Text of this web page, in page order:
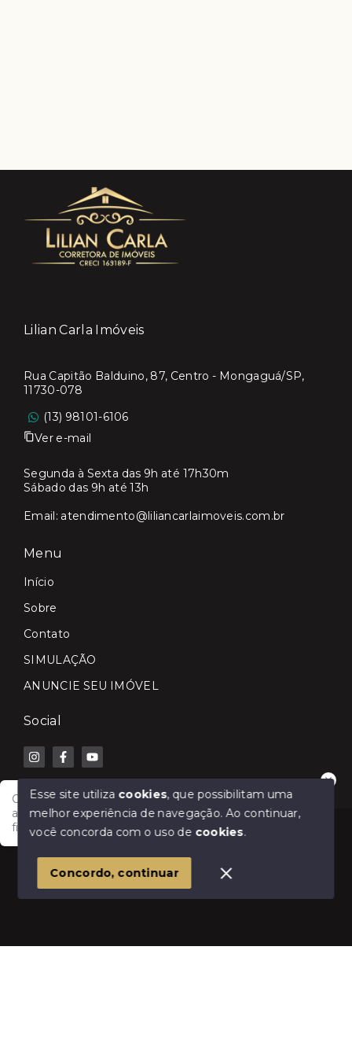
Olá! Fale com a Lilian Carla Imóveis e receba
atendimento rápido para comprar, vender, alugar ou
financiar seu imóvel.
Lilian Carla Imóveis
Rua Capitão Balduino, 87, Centro - Mongaguá/SP,
11730-078
(13) 98101-6106
Ver e-mail
Segunda à Sexta das 9h até 17h30m
Sábado das 9h até 13h
Email: atendimento@liliancarlaimoveis.com.br
Menu
Início
Sobre
Contato
SIMULAÇÃO
ANUNCIE SEU IMÓVEL
Social
© Copyright 2026 - Lilian Carla Imóveis - Todos os
SITE PARA IMOBILIARIA
Esse site utiliza cookies, que possibilitam uma
melhor experiência de navegação.Ao continuar,
você concorda com o uso de cookies.
Concordo, continuar